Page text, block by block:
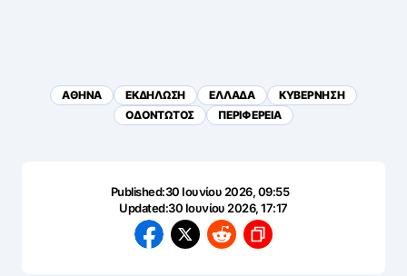
ΑΘΗΝΑ ΕΚΔΗΛΩΣΗ ΕΛΛΑΔΑ
ΚΥΒΕΡΝΗΣΗ
ΟΔΟΝΤΩΤΟΣ
ΠΕΡΙΦΕΡΕΙΑ
Published:30 Ιουνίου 2026, 09:55
Updated:30 Ιουνίου 2026, 17:17